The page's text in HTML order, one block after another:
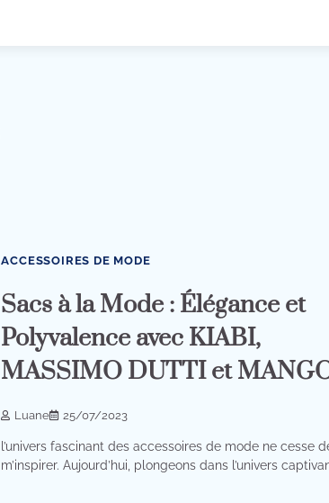
ACCESSOIRES DE MODE
Sacs à la Mode : Élégance et
Polyvalence avec KIABI,
MASSIMO DUTTI et
Luane 25/07/2023
l’univers fascinant des accessoires de mode ne cesse
m’inspirer. Aujourd’hui, plongeons dans l’univers